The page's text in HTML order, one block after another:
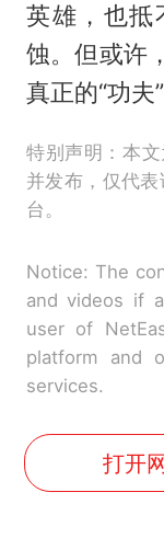
英雄，也抵
蚀。但或许
真正的“功夫”
特别声明：本
并发布，仅代
台。
Notice: The
and videos if
user of
platform and
services.
打开